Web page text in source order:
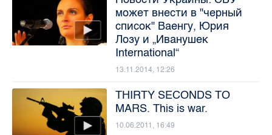
может внести в "черный
список" Ваенгу, Юрия
Лозу и „Иванушек
International“
13.11.2014, 12:26
THIRTY SECONDS TO
MARS. This is war.
10.06.2011, 16:49